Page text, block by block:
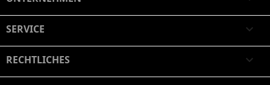
SERVICE 
RECHTLICHES 